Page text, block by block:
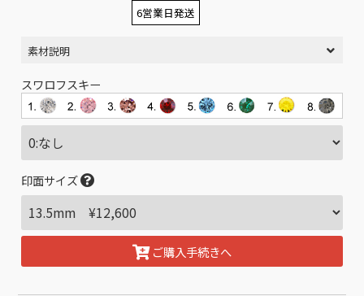
6営業日発送
素材説明
スワロフスキー
印面サイズ
ご購入手続きへ